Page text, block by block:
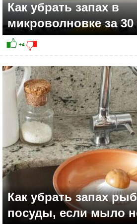
+3
Как убрать запах в
микроволновке за 30
Как убрать запах
посуды, если мыло